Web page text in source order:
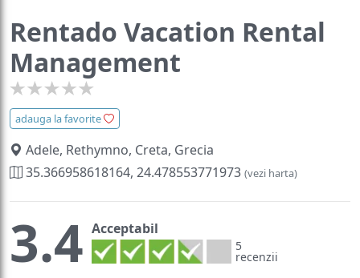
Rentado Vacation Rental
Management
adauga la favorite
Adele, Rethymno, Creta, Grecia
35.366958618164, 24.478553771973 (vezi harta)
3.4 Acceptabil
5
recenzii